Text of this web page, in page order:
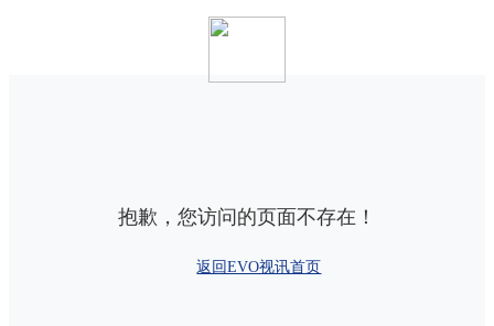
抱歉，您访问的页面不存在！
返回EVO视讯首页